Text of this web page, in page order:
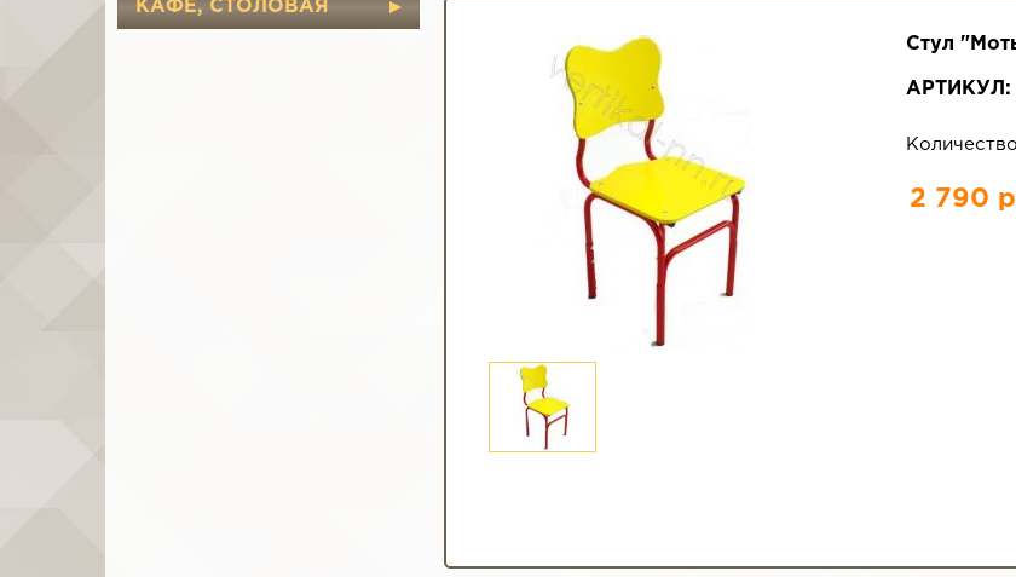
КАФЕ, СТОЛОВАЯ
Стул
АРТИКУЛ:
Количество
2 790